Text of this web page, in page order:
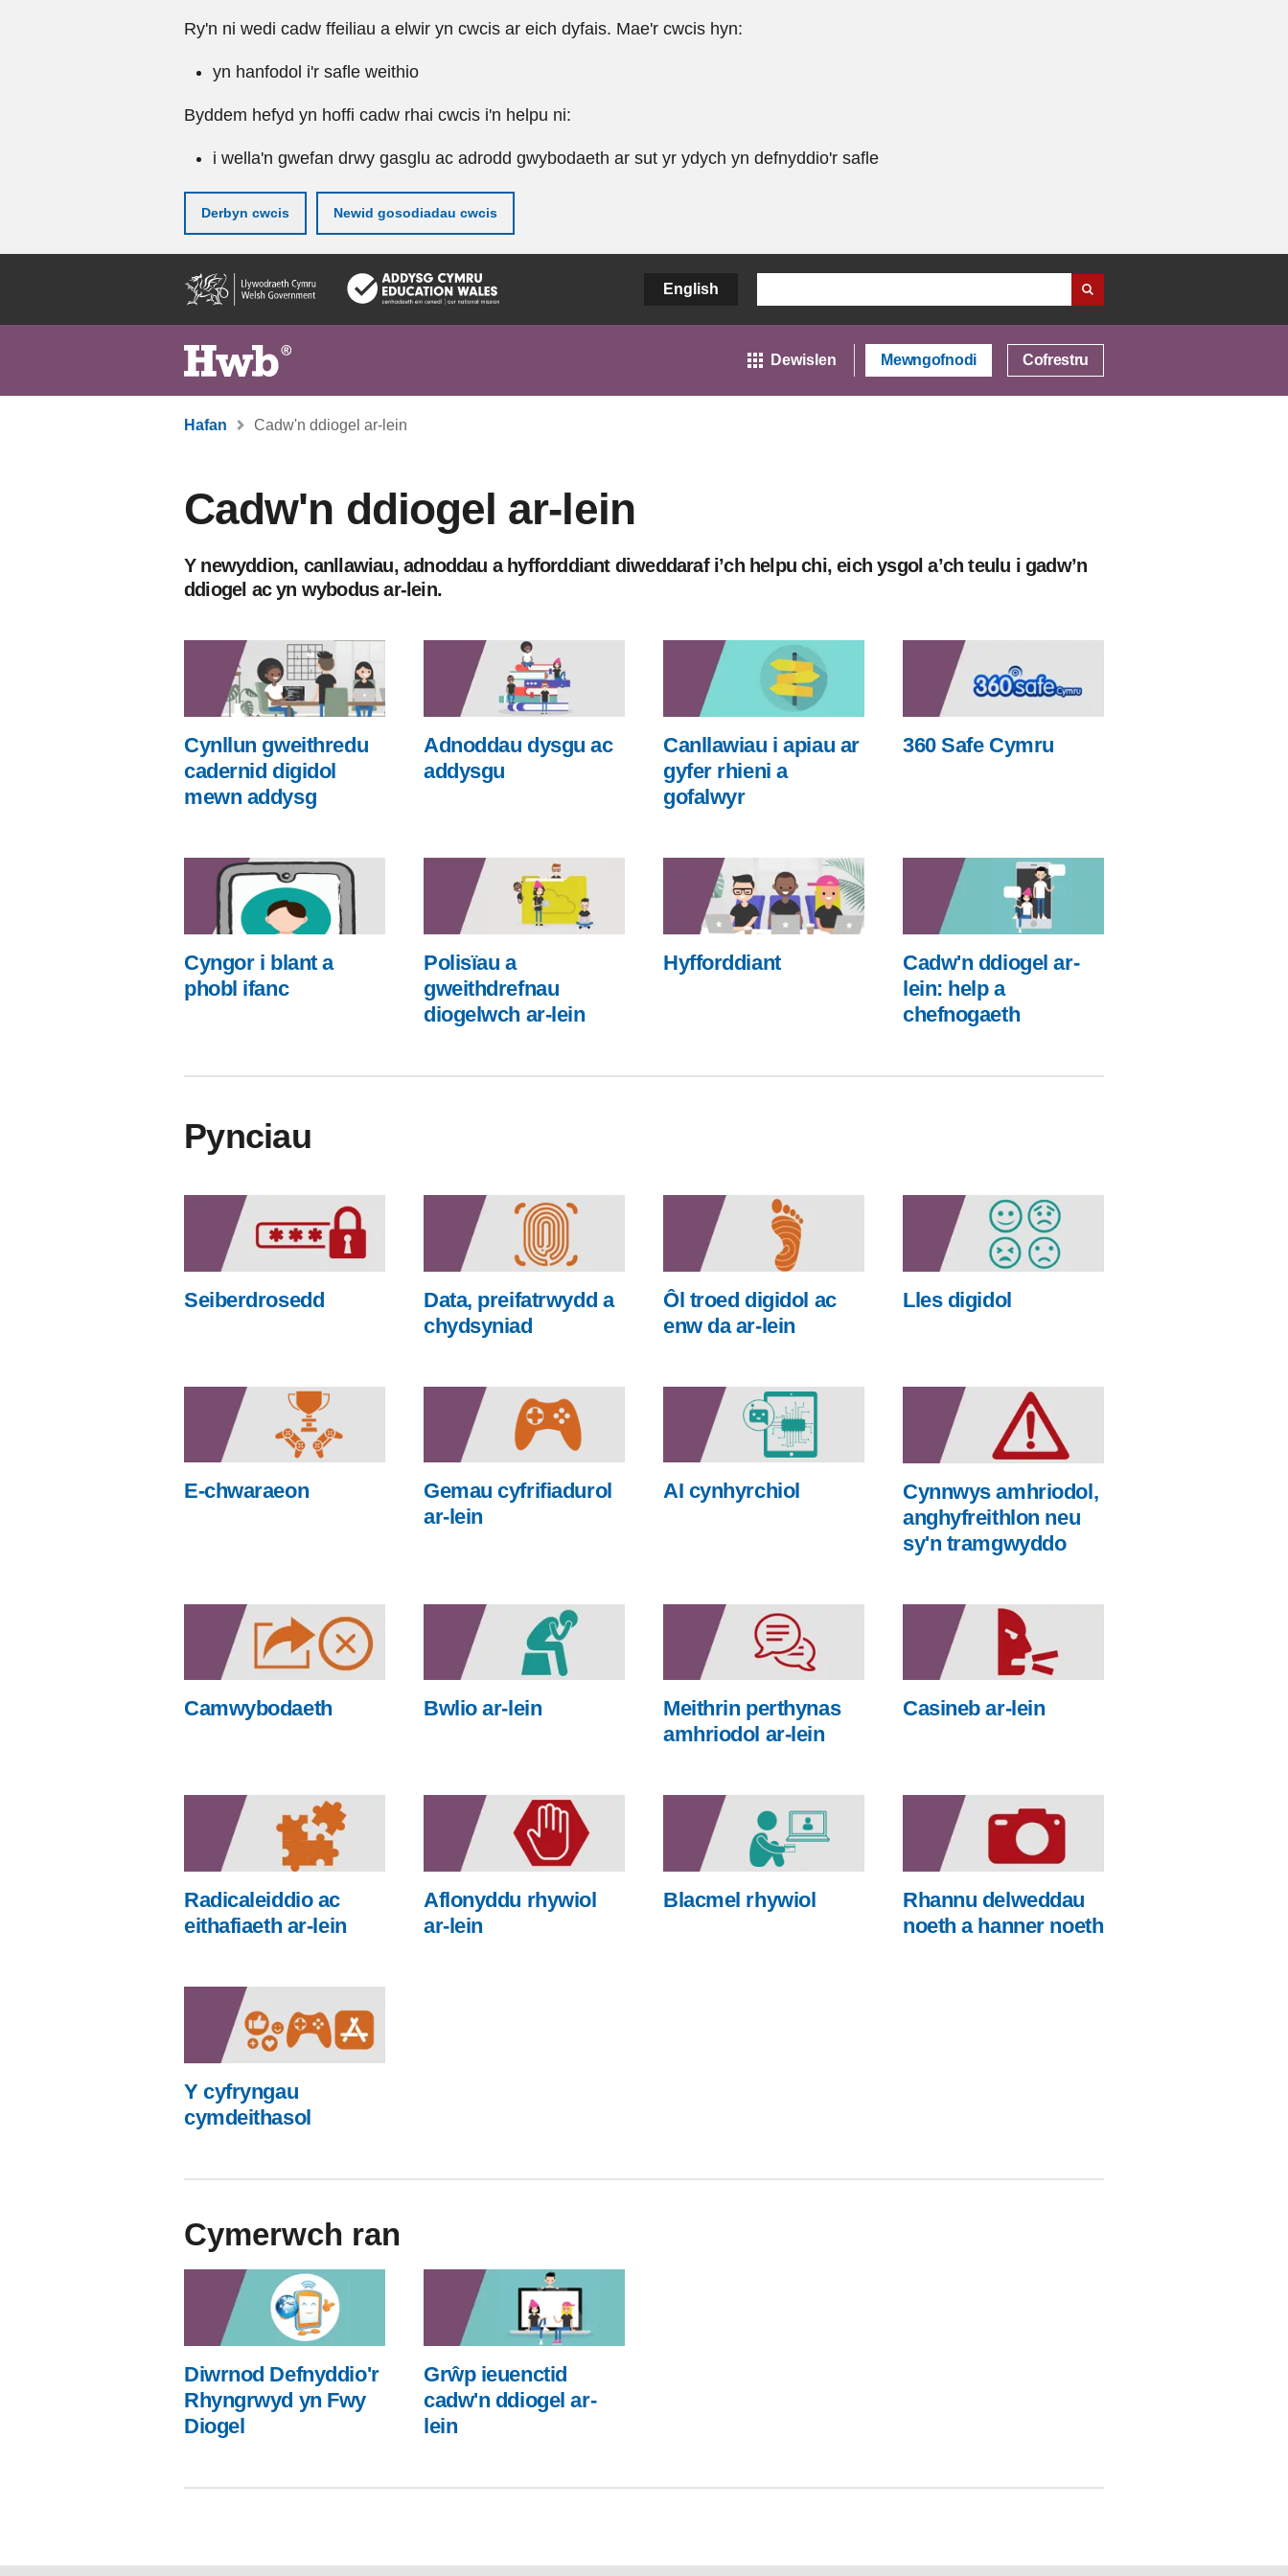
Ry'n ni wedi cadw ffeiliau a elwir yn cwcis ar eich dyfais. Mae'r cwcis hyn:
yn hanfodol i'r safle weithio
Byddem hefyd yn hoffi cadw rhai cwcis i'n helpu ni:
i wella'n gwefan drwy gasglu ac adrodd gwybodaeth ar sut yr ydych yn defnyddio'r safle
Derbyn cwcis Newid gosodiadau cwcis
gynnwy
English
Dewislen Mewngofnodi Cofrestru
Hafan Cadw'n ddiogel ar-lein
Cadw'n ddiogel ar-lein
Y newyddion, canllawiau, adnoddau a hyfforddiant diweddaraf i’ch helpu chi, eich ysgol a’ch teulu i gadw’n
ddiogel ac yn wybodus ar-lein.
Cynllun gweithredu
cadernid digidol
mewn addysg
Adnoddau dysgu ac
addysgu
Canllawiau i apiau ar
gyfer rhieni a
gofalwyr
360 Safe Cymru
Cyngor i blant a
phobl ifanc
Polisïau a
gweithdrefnau
diogelwch ar-lein
Hyfforddiant
Cadw'n ddiogel ar-
lein: help a
chefnogaeth
Pynciau
Seiberdrosedd
Data, preifatrwydd a
chydsyniad
Ôl troed digidol ac
enw da ar-lein
Lles digidol
E-chwaraeon
Gemau cyfrifiadurol
ar-lein
AI cynhyrchiol
Cynnwys amhriodol,
anghyfreithlon neu
sy'n tramgwyddo
Camwybodaeth Bwlio ar-lein
Meithrin perthynas
amhriodol ar-lein
Casineb ar-lein
Radicaleiddio ac
eithafiaeth ar-lein
Aflonyddu rhywiol
ar-lein
Blacmel rhywiol
Rhannu delweddau
noeth a hanner noeth
Y cyfryngau
cymdeithasol
Cymerwch ran
Diwrnod Defnyddio'r
Rhyngrwyd yn Fwy
Diogel
Grŵp ieuenctid
cadw'n ddiogel ar-
lein